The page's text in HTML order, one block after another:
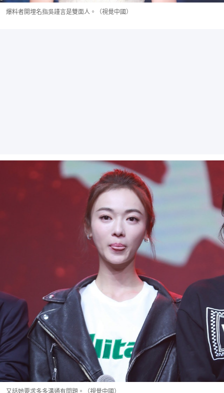
爆料者開埋名指吳謹言是雙面人。（視覺中國）
又話她要求多多溝通有問題。（視覺中國）